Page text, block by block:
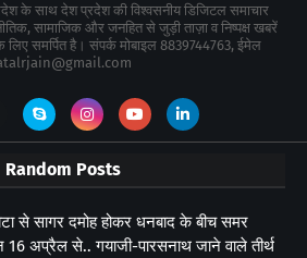
के साथ देश प्रदेश की विश्वसनीय डिजिटल समाचार
सामाजिक और जनहित से जुड़ी ताज़ा व निष्पक्ष खबरें
समर्पित है। संपर्क मोबाइल 8839744763, ईमेल
Random Posts
से सागर दमोह होकर धनबाद के बीच समर
अप्रैल से.. गयाजी-पारसनाथ जाने वाले तीर्थ